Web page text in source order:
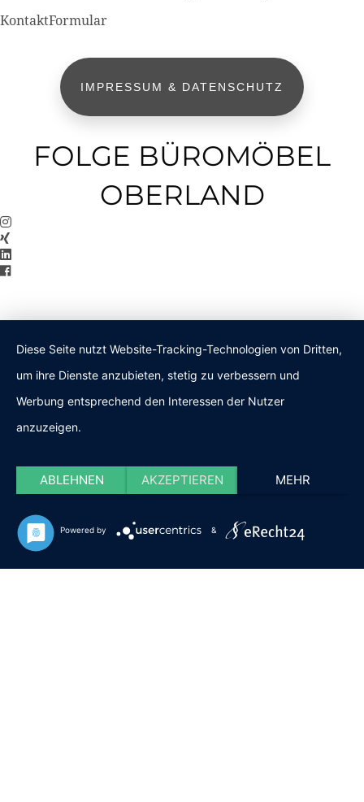
KontaktFormular
IMPRESSUM & DATENSCHUTZ
FOLGE BÜROMÖBEL
OBERLAND
Diese Seite nutzt Website-Tracking-Technologien von Dritten,
um ihre Dienste anzubieten, stetig zu verbessern und
Werbung entsprechend den Interessen der Nutzer
anzuzeigen.
ABLEHNEN AKZEPTIEREN MEHR
Powered by &